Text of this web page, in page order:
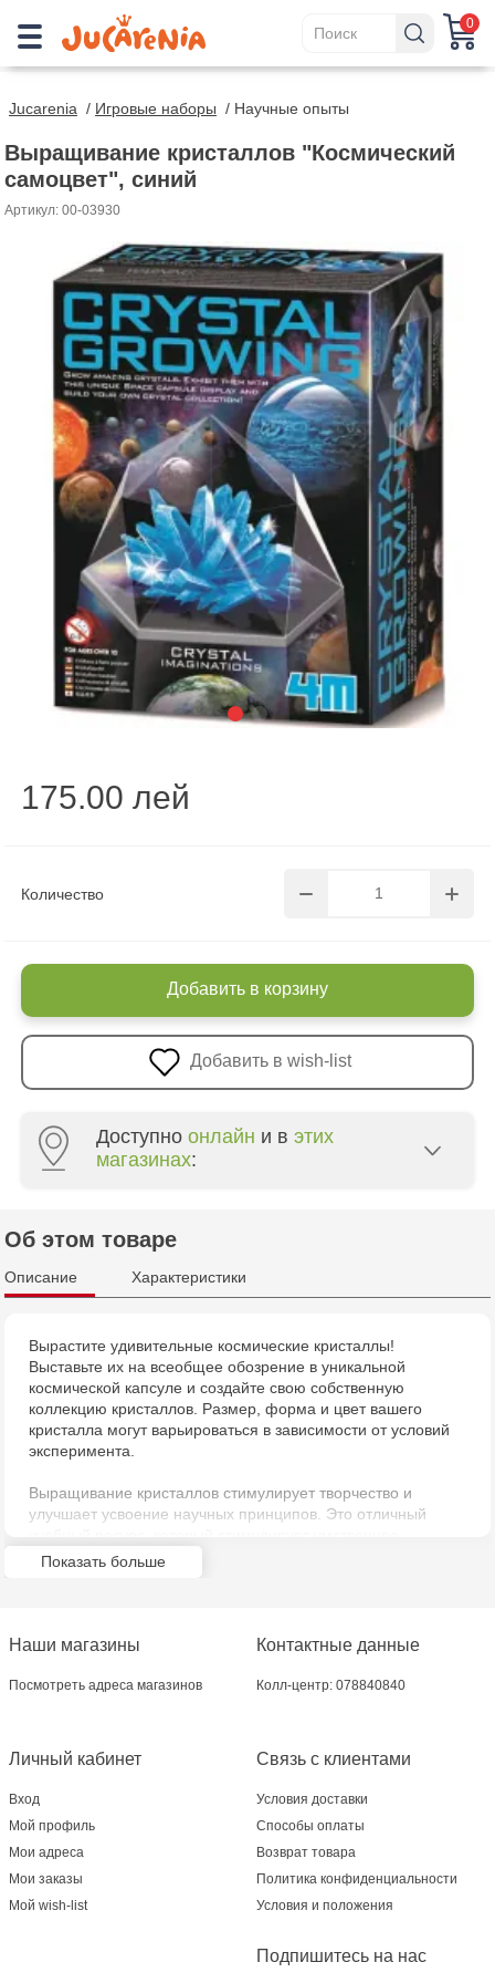
0
Jucarenia / Игровые наборы / Научные опыты
Выращивание кристаллов "Космический
самоцвет", синий
Артикул: 00-03930
Количество
175.00 лей
Добавить в корзину
Добавить в wish-list
Доступно онлайн и в этих
магазинах:
Multistore Centru - bd. Cantemir, 6
Jucărenia Rîșcani - bd. Moscova, 2
Jucărenia Cahul - str. Ștefan cel Mare, 29А
Multistore Telecentru - str. N. Testemițanu
MultiStore Căușeni- str. Iurii Gagarin 24
Об этом товаре
Описание Характеристики
Вырастите удивительные космические кристаллы!
Выставьте их на всеобщее обозрение в уникальной
космической капсуле и создайте свою собственную
коллекцию кристаллов. Размер, форма и цвет вашего
кристалла могут варьироваться в зависимости от условий
эксперимента.
Выращивание кристаллов стимулирует творчество и
улучшает усвоение научных принципов. Это отличный
развитие, творчество и поощряет естественное
соединения, 1 пакет синего красителя, 1 подставка для
перемешивания, 1 крышка для витрины, 1 цветная
Показать больше
Наши магазины
Посмотреть адреса магазинов
Связь с клиентами
Условия доставки
Способы оплаты
Возврат товара
Политика конфиденциальности
Условия и положения
Личный кабинет
Вход
Мой профиль
Мои адреса
Мои заказы
Мой wish-list
Контактные данные
Колл-центр: 078840840
Подпишитесь на нас